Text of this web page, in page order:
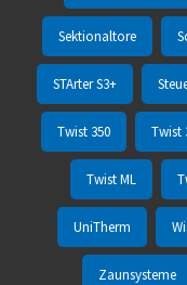
Sektionaltore
STArter S3+
Twist 350 Twist
Twist ML
UniTherm
Zaunsysteme